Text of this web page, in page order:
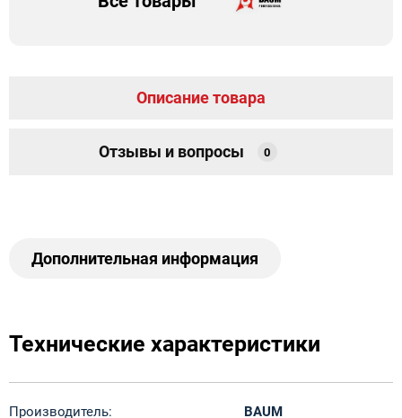
Описание товара
Отзывы и вопросы 0
Дополнительная информация
Технические характеристики
Производитель:
BAUM